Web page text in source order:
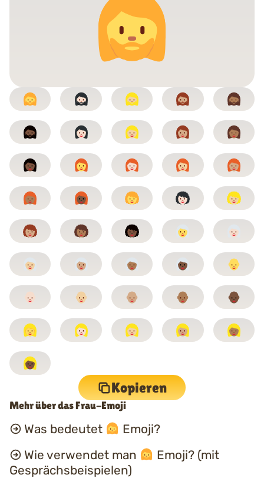
Kopieren
Mehr über das Frau-Emoji
Was bedeutet
Emoji?
Wie verwendet man
Emoji? (mit
Gesprächsbeispielen)